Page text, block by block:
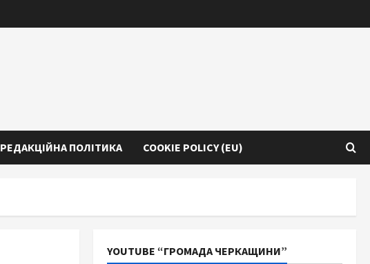
РЕДАКЦІЙНА ПОЛІТИКА COOKIE POLICY (EU)
YOUTUBE “ГРОМАДА ЧЕРКАЩИНИ”